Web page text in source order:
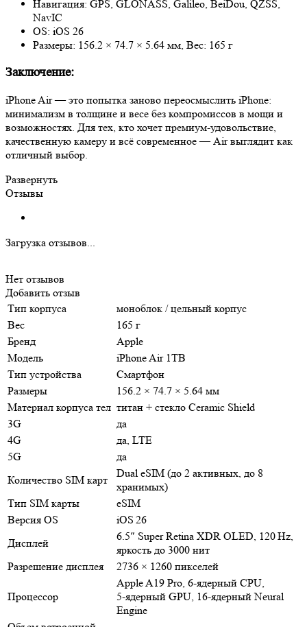
Навигация: GPS, GLONASS, Galileo, BeiDou, QZSS,
NavIC
OS: iOS 26
Размеры: 156.2 × 74.7 × 5.64 мм, Вес: 165 г
Заключение:
iPhone Air — это попытка заново переосмыслить iPhone:
минимализм в толщине и весе без компромиссов в мощи и
возможностях. Для тех, кто хочет премиум‑удовольствие,
качественную камеру и всё современное — Air выглядит как
отличный выбор.
Развернуть
Отзывы
Загрузка отзывов...
Нет отзывов
Добавить отзыв
Тип корпуса
моноблок / цельный корпус
Вес
165 г
Бренд
Apple
Модель
iPhone Air 1TB
Тип устройства
Смартфон
Размеры
156.2 × 74.7 × 5.64 мм
Материал корпуса тел титан + стекло Ceramic Shield
3G
да
4G
да, LTE
5G
да
Количество SIM карт
Dual eSIM (до 2 активных, до 8
хранимых)
Тип SIM карты
eSIM
Версия OS
iOS 26
Дисплей
6.5″ Super Retina XDR OLED, 120 Hz,
яркость до 3000 нит
Разрешение дисплея
2736 × 1260 пикселей
Процессор
Apple A19 Pro, 6‑ядерный CPU,
5‑ядерный GPU, 16‑ядерный Neural
Engine